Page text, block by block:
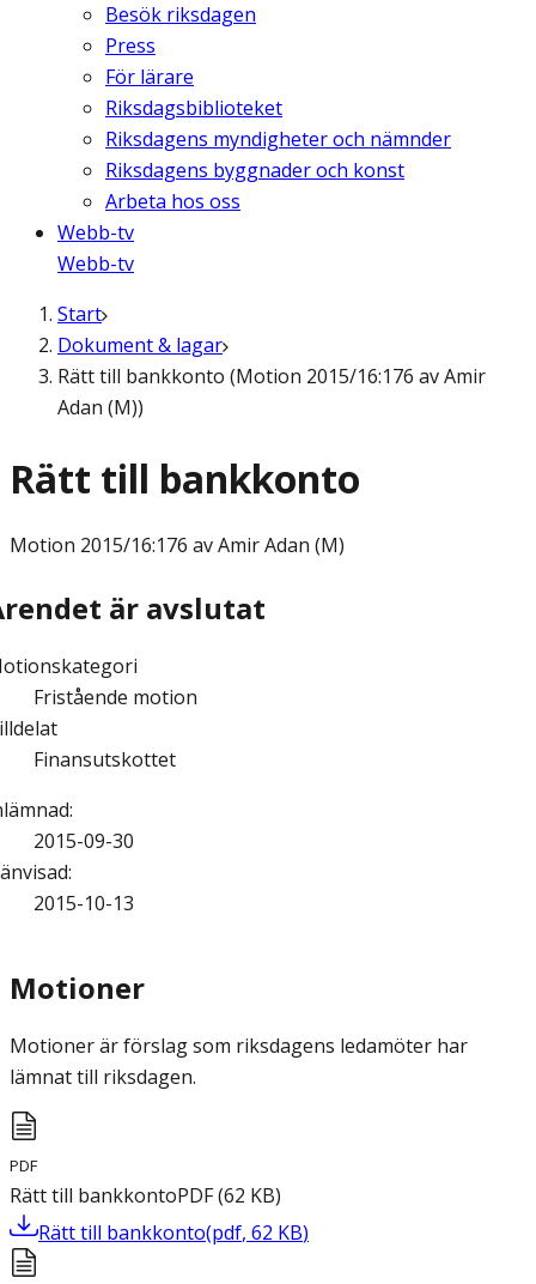
Besök riksdagen
Press
För lärare
Riksdagsbiblioteket
Riksdagens myndigheter och nämnder
Riksdagens byggnader och konst
Arbeta hos oss
Webb-tv
Webb-tv
Start
Dokument & lagar
Rätt till bankkonto (Motion 2015/16:176 av Amir
Adan (M))
Rätt till bankkonto
Motion 2015/16:176 av Amir Adan (M)
är avslutat
Fristående motion
Finansutskottet
:
2015-09-30
:
2015-10-13
Motioner
Motioner är förslag som riksdagens ledamöter har
lämnat till riksdagen.
PDF
Rätt till bankkontoPDF(62 KB)
Rätt till bankkonto(pdf, 62 KB)